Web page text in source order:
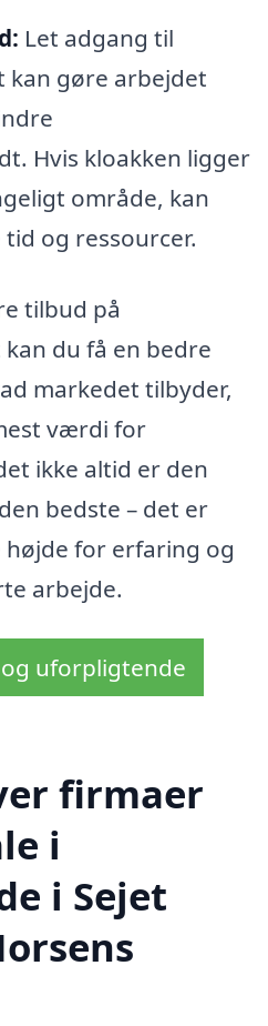
Let adgang til
kan gøre arbejdet
Hvis kloakken ligger
område, kan
og ressourcer.
tilbud på
du få en bedre
markedet tilbyder,
værdi for
ikke altid er den
bedste – det er
for erfaring og
arbejde.
uforpligtende
firmaer
i
i Sejet